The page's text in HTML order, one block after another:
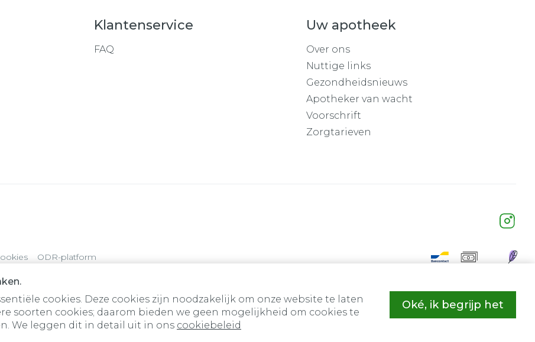
cookies. Deze cookies zijn noodzakelijk om onze website te laten
soorten cookies; daarom bieden we geen mogelijkheid om cookies te
We leggen dit in detail uit in ons cookiebeleid
Oké, ik begrijp het
Klantenservice
FAQ
Uw apotheek
Over ons
Nuttige links
Gezondheidsnieuws
Apotheker van wacht
Voorschrift
Zorgtarieven
ODR-platform